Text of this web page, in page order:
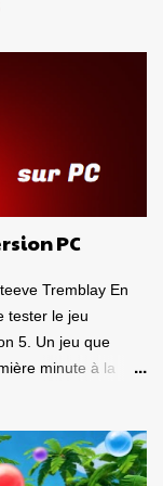
PC
Tremblay En
tester le jeu
5. Un jeu que
minute à la
Canada
le test de la